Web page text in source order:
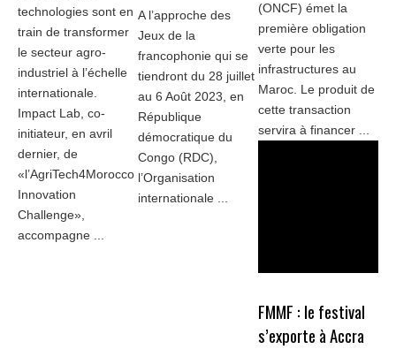
technologies sont en
train de transformer
le secteur agro-
industriel à l’échelle
internationale.
Impact Lab, co-
initiateur, en avril
dernier, de
«l’AgriTech4Morocco
Innovation
Challenge»,
accompagne ...
A l’approche des
Jeux de la
francophonie qui se
tiendront du 28 juillet
au 6 Août 2023, en
République
démocratique du
Congo (RDC),
l’Organisation
internationale ...
(ONCF) émet la
première obligation
verte pour les
infrastructures au
Maroc. Le produit de
cette transaction
servira à financer ...
FMMF : le festival
s’exporte à Accra